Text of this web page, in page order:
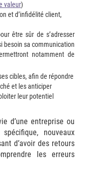
valeur)
et d’infidélité client,
être sûr de s’adresser
besoin sa communication
notamment de
cibles, afin de répondre
et les anticiper
leur potentiel
d’une entreprise ou
nouveaux
d’avoir des retours
les erreurs